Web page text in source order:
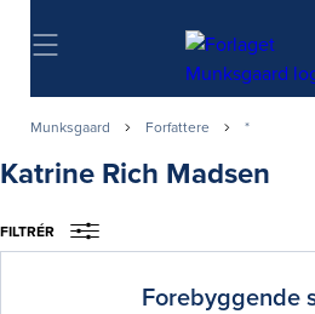
Søg
Munksgaard Forfattere *
Katrine Rich Madsen
FILTRÉR
Forebyggende